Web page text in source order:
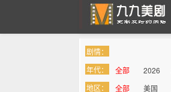
九九美剧
剧情：
年代：
全部 2026
地区：
全部 美国